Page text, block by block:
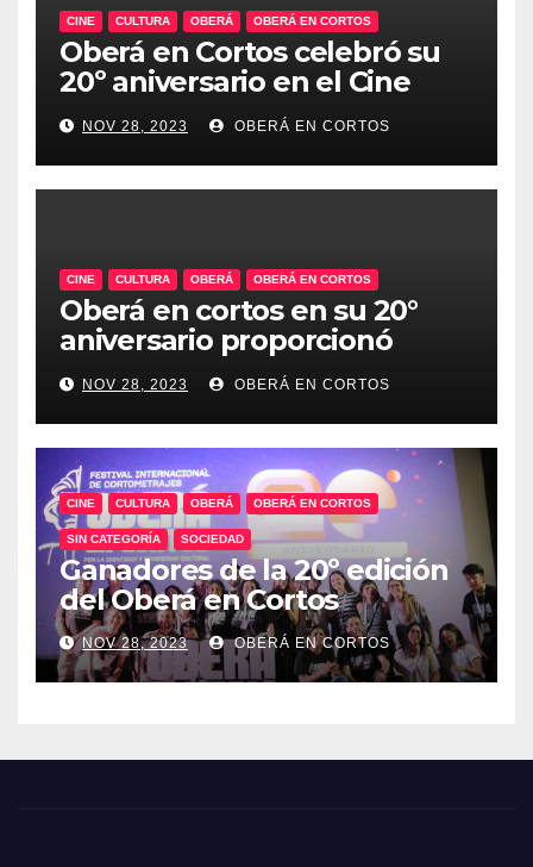
CINE CULTURA OBERÁ OBERÁ EN CORTOS
Oberá en Cortos celebró su
20º aniversario en el Cine
Teatro, un emblema de la
historia audiovisual regional
NOV 28, 2023 OBERÁ EN CORTOS
CINE CULTURA OBERÁ OBERÁ EN CORTOS
Oberá en cortos en su 20°
aniversario proporcionó
talleres audiovisuales.
NOV 28, 2023 OBERÁ EN CORTOS
CINE CULTURA OBERÁ OBERÁ EN CORTOS
SIN CATEGORÍA SOCIEDAD
Ganadores de la 20º edición
del Oberá en Cortos
NOV 28, 2023 OBERÁ EN CORTOS